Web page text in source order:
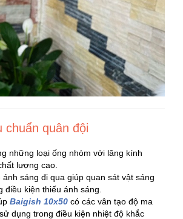
chuẩn quân đội
những loại ống nhòm với lăng kính
lượng cao.
sáng đi qua giúp quan sát vật sáng
kiện thiếu ánh sáng.
Baigish 10x50 có các vân tạo độ ma
dụng trong điều kiện nhiệt độ khắc